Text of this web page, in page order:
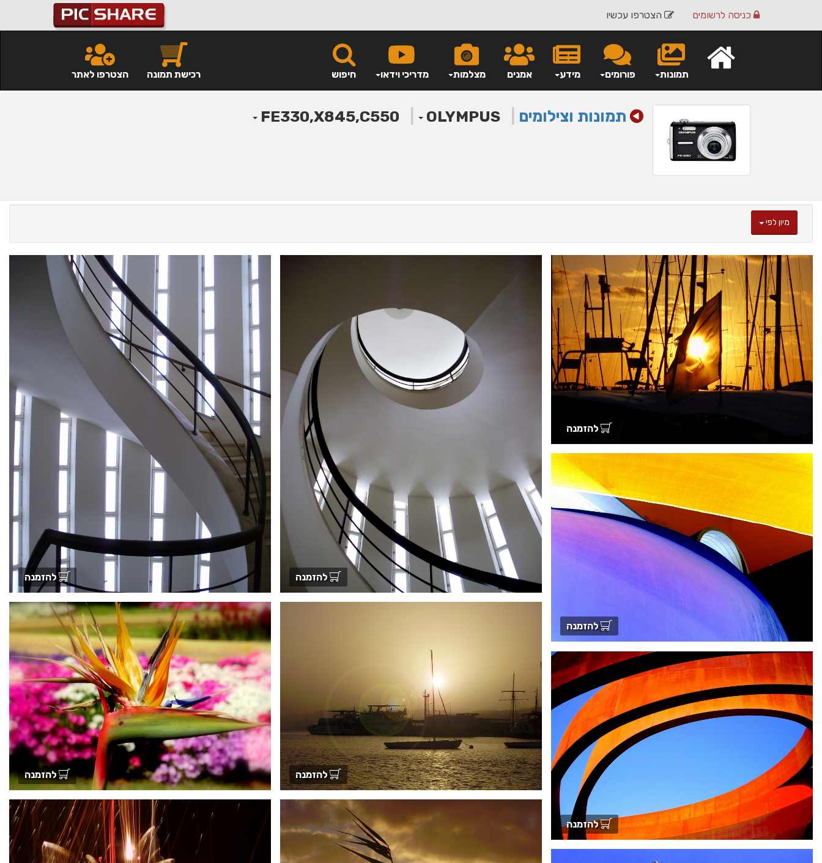
הצטרפו עכשיו כניסה לרשומים
חיפוש מדריכי וידאו מצלמות אמנים מידע פורומים תמונות הצטרפו לאתר רכישת תמונה
תמונות וצילומים OLYMPUS
FE330,X845,C550
מיון לפי
להזמנה
להזמנה להזמנה
להזמנה
להזמנה להזמנה
להזמנה